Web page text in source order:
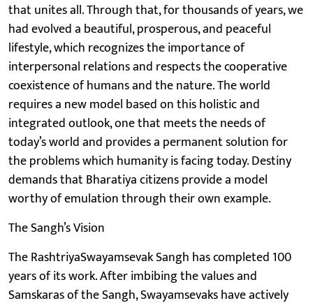
that unites all. Through that, for thousands of years, we
had evolved a beautiful, prosperous, and peaceful
lifestyle, which recognizes the importance of
interpersonal relations and respects the cooperative
coexistence of humans and the nature. The world
requires a new model based on this holistic and
integrated outlook, one that meets the needs of
today’s world and provides a permanent solution for
the problems which humanity is facing today. Destiny
demands that Bharatiya citizens provide a model
worthy of emulation through their own example.
The Sangh’s Vision
The RashtriyaSwayamsevak Sangh has completed 100
years of its work. After imbibing the values and
Samskaras of the Sangh, Swayamsevaks have actively